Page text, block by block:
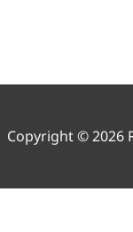
Copyright © 2026